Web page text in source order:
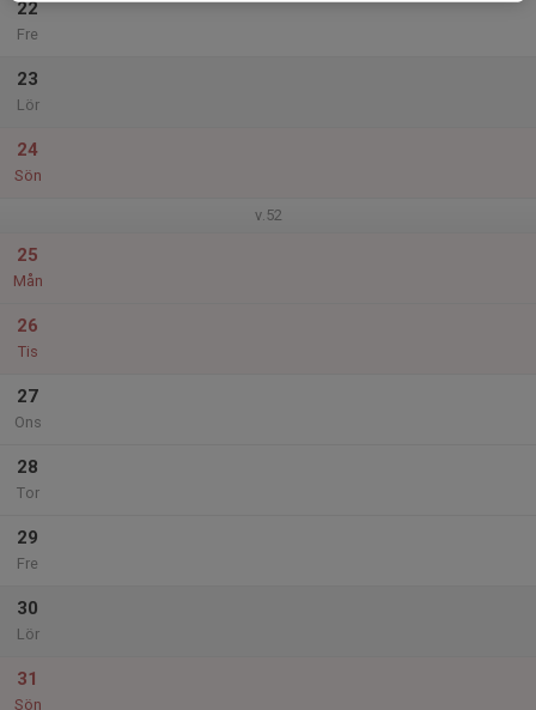
22
Fre
23
Lör
24
Sön
v.52
25
Mån
26
Tis
27
Ons
28
Tor
29
Fre
30
Lör
31
Sön